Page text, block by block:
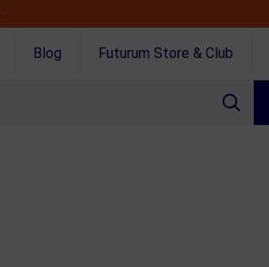
Blog Futurum Store & Club